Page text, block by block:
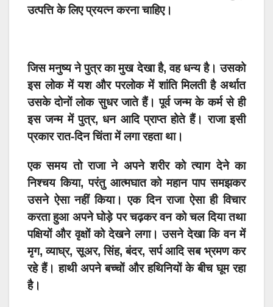
उत्पत्ति के लिए प्रयत्न करना चाहिए।
जिस मनुष्य ने पुत्र का मुख देखा है, वह धन्य है। उसको
इस लोक में यश और परलोक में शांति मिलती है अर्थात
उसके दोनों लोक सुधर जाते हैं। पूर्व जन्म के कर्म से ही
इस जन्म में पुत्र, धन आदि प्राप्त होते हैं। राजा इसी
प्रकार रात-दिन चिंता में लगा रहता था।
एक समय तो राजा ने अपने शरीर को त्याग देने का
निश्चय किया, परंतु आत्मघात को महान पाप समझकर
उसने ऐसा नहीं किया। एक दिन राजा ऐसा ही विचार
करता हुआ अपने घोड़े पर चढ़कर वन को चल दिया तथा
पक्षियों और वृक्षों को देखने लगा। उसने देखा कि वन में
मृग, व्याघ्र, सूअर, सिंह, बंदर, सर्प आदि सब भ्रमण कर
रहे हैं। हाथी अपने बच्चों और हथिनियों के बीच घूम रहा
है।